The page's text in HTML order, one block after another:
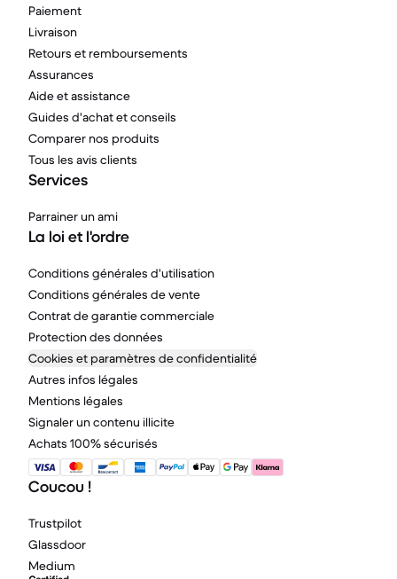
Paiement
Livraison
Retours et remboursements
Assurances
Aide et assistance
Guides d'achat et conseils
Comparer nos produits
Tous les avis clients
Services
Parrainer un ami
La loi et l'ordre
Conditions générales d'utilisation
Conditions générales de vente
Contrat de garantie commerciale
Protection des données
Cookies et paramètres de confidentialité
Autres infos légales
Mentions légales
Signaler un contenu illicite
Achats 100% sécurisés
Coucou !
Trustpilot
Glassdoor
Medium